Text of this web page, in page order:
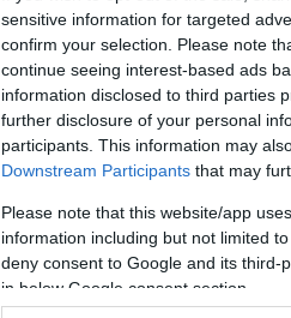
sensitive information for targeted
confirm your selection. Please note
continue seeing interest-based ads
information disclosed to third parties
further disclosure of your personal
participants. This information may
Downstream Participants that may
Please note that this website/app
information including but not limited
deny consent to Google and its
in below Google consent section.